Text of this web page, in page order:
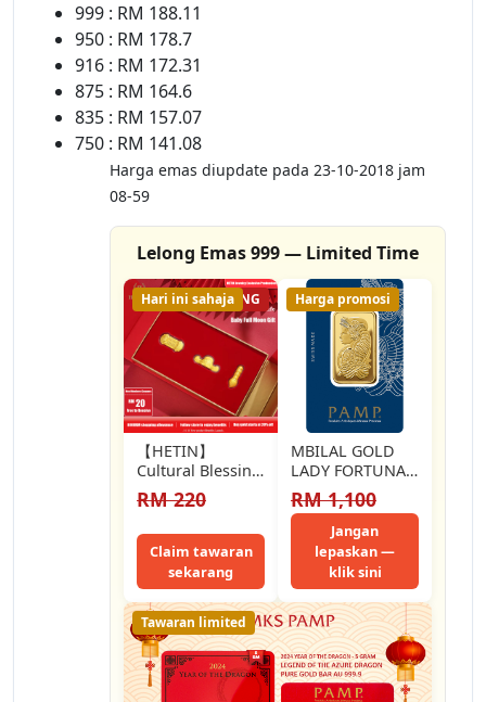
999 : RM 188.11
950 : RM 178.7
916 : RM 172.31
875 : RM 164.6
835 : RM 157.07
750 : RM 141.08
Harga emas diupdate pada 23-10-2018 jam
08-59
Lelong Emas 999 — Limited Time
46% LELONG
Hari ini sahaja
【HETIN】
Cultural Blessing
Pure Gold 3
Piece Set（1g）
999/24k Gold
Riches Gift Box
Investment…
RM 220
Claim tawaran
sekarang
Harga promosi
MBILAL GOLD
LADY FORTUNA
BAR 1GRAM
999.9
RM 1,100
Jangan
lepaskan —
klik sini
Tawaran limited